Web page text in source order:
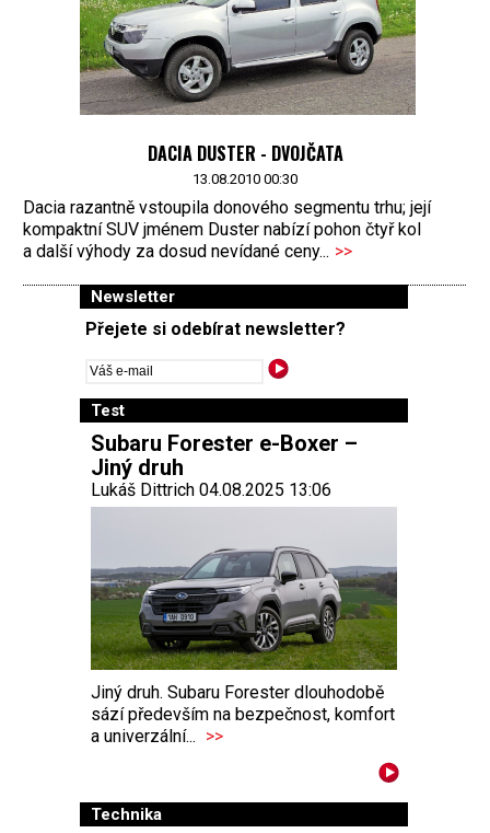
DACIA DUSTER - DVOJČATA
13.08.2010 00:30
Dacia razantně vstoupila donového segmentu trhu; její
kompaktní SUV jménem Duster nabízí pohon čtyř kol
a další výhody za dosud nevídané ceny... >>
Newsletter
Přejete si odebírat newsletter?
Test
Subaru Forester e-Boxer –
Jiný druh
Lukáš Dittrich 04.08.2025 13:06
Jiný druh. Subaru Forester dlouhodobě
sází především na bezpečnost, komfort
a univerzální... >>
Technika